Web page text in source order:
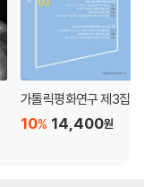
가톨릭평화연구 제3집
14,400원
10%